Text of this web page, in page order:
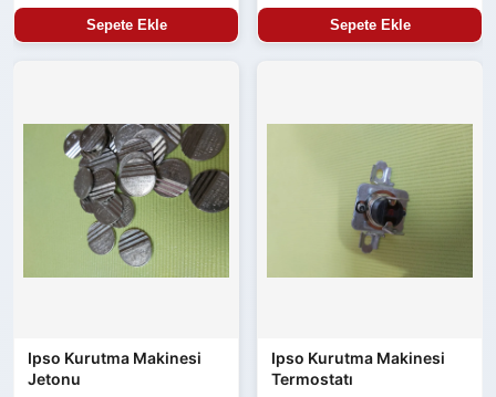
Sepete Ekle Sepete Ekle
Ipso Kurutma Makinesi
Jetonu
Ipso Kurutma Makinesi
Termostatı